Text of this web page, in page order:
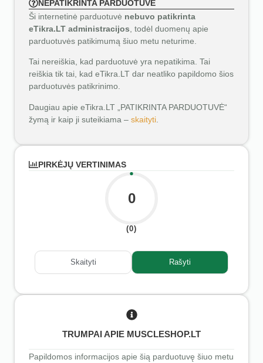
NEPATIKRINTA PARDUOTUVĖ
Ši internetinė parduotuvė nebuvo patikrinta
eTikra.LT administracijos , todėl duomenų apie
parduotuvės patikimumą šiuo metu neturime.
Tai nereiškia, kad parduotuvė yra nepatikima. Tai
reiškia tik tai, kad eTikra.LT dar neatliko papildomo šios
parduotuvės patikrinimo.
Daugiau apie eTikra.LT „PATIKRINTA PARDUOTUVĖ“
žymą ir kaip ji suteikiama – skaityti
PIRKĖJŲ VERTINIMAS
0
(0)
Skaityti Rašyti
TRUMPAI APIE MUSCLESHOP.LT
Papildomos informacijos apie šią parduotuvę šiuo metu